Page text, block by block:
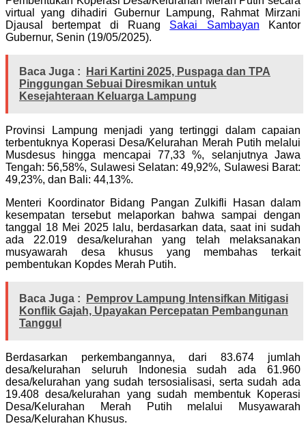
virtual yang dihadiri Gubernur Lampung, Rahmat Mirzani
Djausal bertempat di Ruang Sakai Sambayan Kantor
Gubernur, Senin (19/05/2025).
Baca Juga :
Hari Kartini 2025, Puspaga dan TPA
Pinggungan Sebuai Diresmikan untuk
Kesejahteraan Keluarga Lampung
Provinsi Lampung menjadi yang tertinggi dalam capaian
terbentuknya Koperasi Desa/Kelurahan Merah Putih melalui
Musdesus hingga mencapai 77,33 %, selanjutnya Jawa
Tengah: 56,58%, Sulawesi Selatan: 49,92%, Sulawesi Barat:
49,23%, dan Bali: 44,13%.
Menteri Koordinator Bidang Pangan Zulkifli Hasan dalam
kesempatan tersebut melaporkan bahwa sampai dengan
tanggal 18 Mei 2025 lalu, berdasarkan data, saat ini sudah
ada 22.019 desa/kelurahan yang telah melaksanakan
musyawarah desa khusus yang membahas terkait
pembentukan Kopdes Merah Putih.
Baca Juga :
Pemprov Lampung Intensifkan Mitigasi
Konflik Gajah, Upayakan Percepatan Pembangunan
Tanggul
Berdasarkan perkembangannya, dari 83.674 jumlah
desa/kelurahan seluruh Indonesia sudah ada 61.960
desa/kelurahan yang sudah tersosialisasi, serta sudah ada
19.408 desa/kelurahan yang sudah membentuk Koperasi
Desa/Kelurahan Merah Putih melalui Musyawarah
Desa/Kelurahan Khusus.